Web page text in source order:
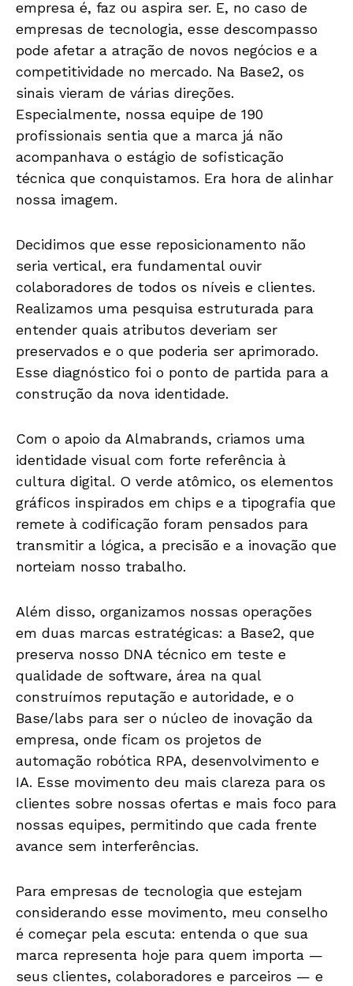
empresa é, faz ou aspira ser. E, no caso de
empresas de tecnologia, esse descompasso
pode afetar a atração de novos negócios e a
competitividade no mercado. Na Base2, os
sinais vieram de várias direções.
Especialmente, nossa equipe de 190
profissionais sentia que a marca já não
acompanhava o estágio de sofisticação
técnica que conquistamos. Era hora de alinhar
nossa imagem.
Decidimos que esse reposicionamento não
seria vertical, era fundamental ouvir
colaboradores de todos os níveis e clientes.
Realizamos uma pesquisa estruturada para
entender quais atributos deveriam ser
preservados e o que poderia ser aprimorado.
Esse diagnóstico foi o ponto de partida para a
construção da nova identidade.
Com o apoio da Almabrands, criamos uma
identidade visual com forte referência à
cultura digital. O verde atômico, os elementos
gráficos inspirados em chips e a tipografia que
remete à codificação foram pensados para
transmitir a lógica, a precisão e a inovação que
norteiam nosso trabalho.
Além disso, organizamos nossas operações
em duas marcas estratégicas: a Base2, que
preserva nosso DNA técnico em teste e
qualidade de software, área na qual
construímos reputação e autoridade, e o
Base/labs para ser o núcleo de inovação da
empresa, onde ficam os projetos de
automação robótica RPA, desenvolvimento e
IA. Esse movimento deu mais clareza para os
clientes sobre nossas ofertas e mais foco para
nossas equipes, permitindo que cada frente
avance sem interferências.
Para empresas de tecnologia que estejam
considerando esse movimento, meu conselho
é começar pela escuta: entenda o que sua
marca representa hoje para quem importa —
seus clientes, colaboradores e parceiros — e